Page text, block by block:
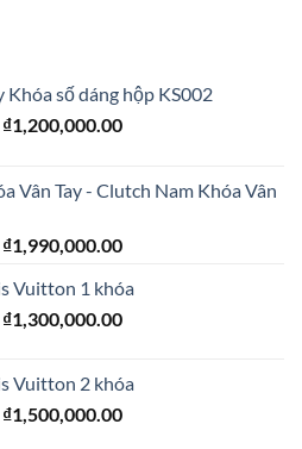
Khóa số dáng hộp KS002
Giá
₫2,000,000.00.
₫1,200,000.00Giá
là:
Vân Tay - Clutch Nam Khóa Vân
Giá
là:
₫2,500,000.00.
₫1,990,000.00Giá
tại
là:
Vuitton 1 khóa
Giá
₫2,000,000.00.
₫1,300,000.00Giá
là:
₫1,300,000.00.
Vuitton 2 khóa
Giá
₫1,500,000.00Giá